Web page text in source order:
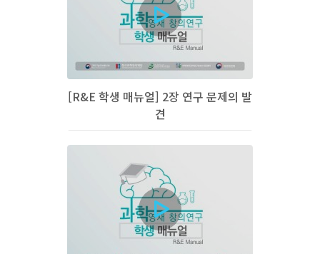
[R&E 학생 매뉴얼] 2장 연구 문제의 발
견